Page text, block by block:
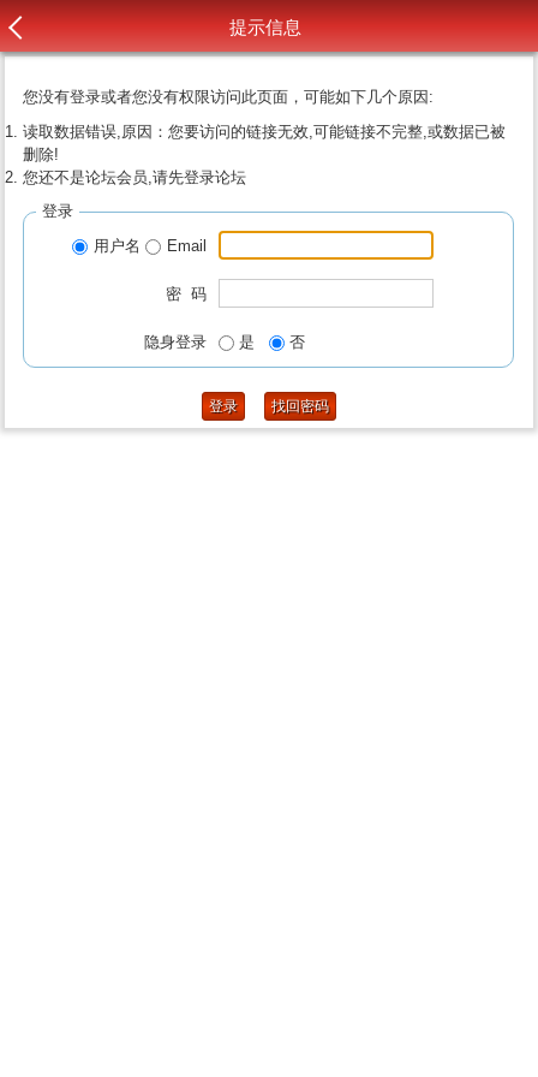
提示信息
您没有登录或者您没有权限访问此页面，可能如下几个原因:
读取数据错误,原因：您要访问的链接无效,可能链接不完整,或数据已被
删除!
您还不是论坛会员,请先登录论坛
登录
用户名
Email
密 码
隐身登录 是 否